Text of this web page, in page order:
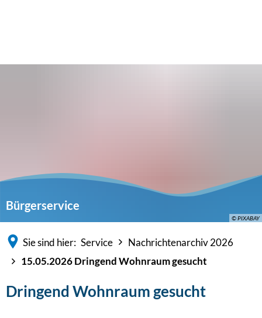
© PIXABAY
Bürgerservice
Sie sind hier: Service
Nachrichtenarchiv 2026
15.05.2026 Dringend Wohnraum gesucht
Dringend Wohnraum gesucht